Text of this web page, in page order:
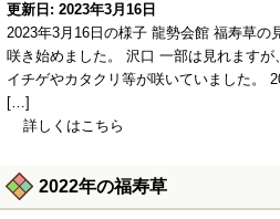
更新日: 2023年3月16日
2023年3月16日の様子 龍勢会館 福寿草の
咲き始めました。 沢口 一部は見れます
イチゲやカタクリ等が咲いていました。
[…]
詳しくはこちら
2022年の福寿草